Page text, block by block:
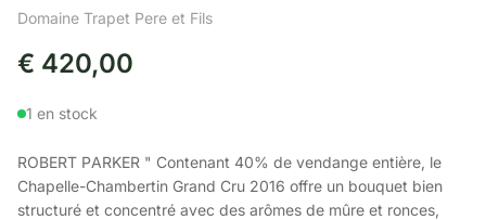
Domaine Trapet Pere et Fils
€ 420,00
1 en stock
ROBERT PARKER " Contenant 40% de vendange entière, le
Chapelle-Chambertin Grand Cru 2016 offre un bouquet bien
structuré et concentré avec des arômes de mûre et ronces,